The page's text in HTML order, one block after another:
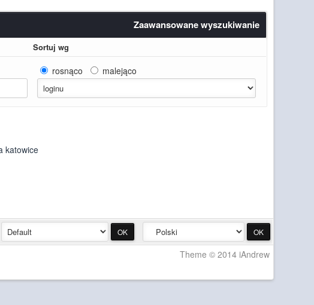
Zaawansowane wyszukiwanie
Sortuj wg
rosnąco malejąco
Theme © 2014 iAndrew